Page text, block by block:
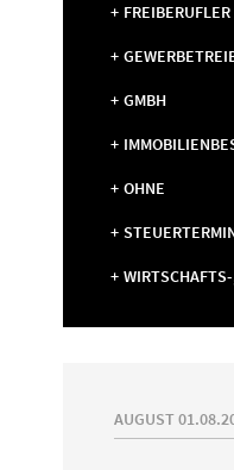
FREIBERUFLER
GMBH
OHNE
AUGUST